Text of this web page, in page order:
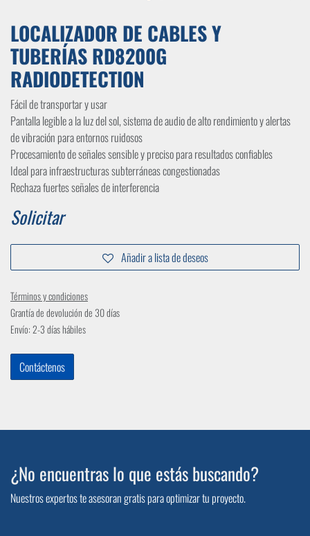
LOCALIZADOR DE CABLES Y
TUBERÍAS RD8200G
RADIODETECTION
Fácil de transportar y usar
Pantalla legible a la luz del sol, sistema de audio de alto rendimiento y alertas
de vibración para entornos ruidosos
Procesamiento de señales sensible y preciso para resultados confiables
Ideal para infraestructuras subterráneas congestionadas
Rechaza fuertes señales de interferencia
Solicitar
Añadir a lista de deseos
Términos y condiciones
Grantía de devolución de 30 días
Envío: 2-3 días hábiles
Contáctenos
¿No encuentras lo que estás buscando?
Nuestros expertos te asesoran gratis para optimizar tu proyecto.